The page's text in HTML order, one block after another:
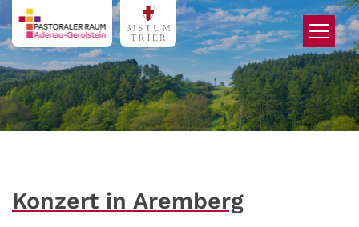
Zum Inhalt springen
Konzert in Aremberg